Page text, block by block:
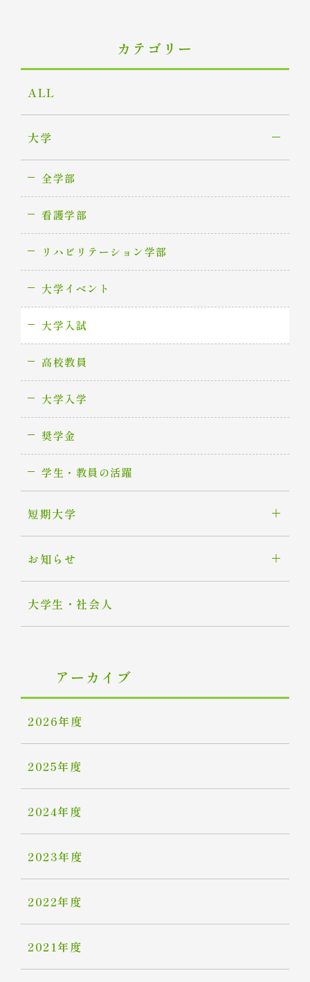
カテゴリー
ALL
大学
全学部
看護学部
リハビリテーション学部
大学イベント
大学入試
高校教員
大学入学
奨学金
学生・教員の活躍
短期大学
お知らせ
大学生・社会人
アーカイブ
2026年度
2025年度
2024年度
2023年度
2022年度
2021年度